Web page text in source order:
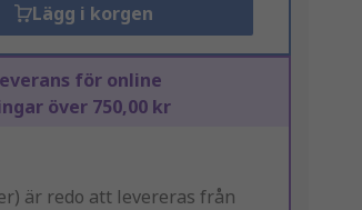
Lägg i korgen
för online
över 750,00 kr
är redo att levereras från